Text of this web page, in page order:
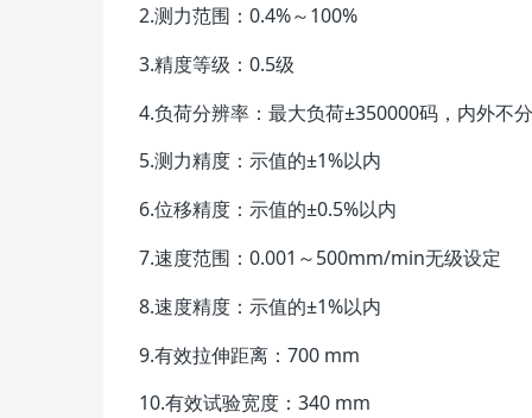
2.测力范围：0.4%～100%
3.精度等级：0.5级
4.负荷分辨率：最大负荷±350000码，内外不
5.测力精度：示值的±1%以内
6.位移精度：示值的±0.5%以内
7.速度范围：0.001～500mm/min无级设定
8.速度精度：示值的±1%以内
9.有效拉伸距离：700 mm
10.有效试验宽度：340 mm